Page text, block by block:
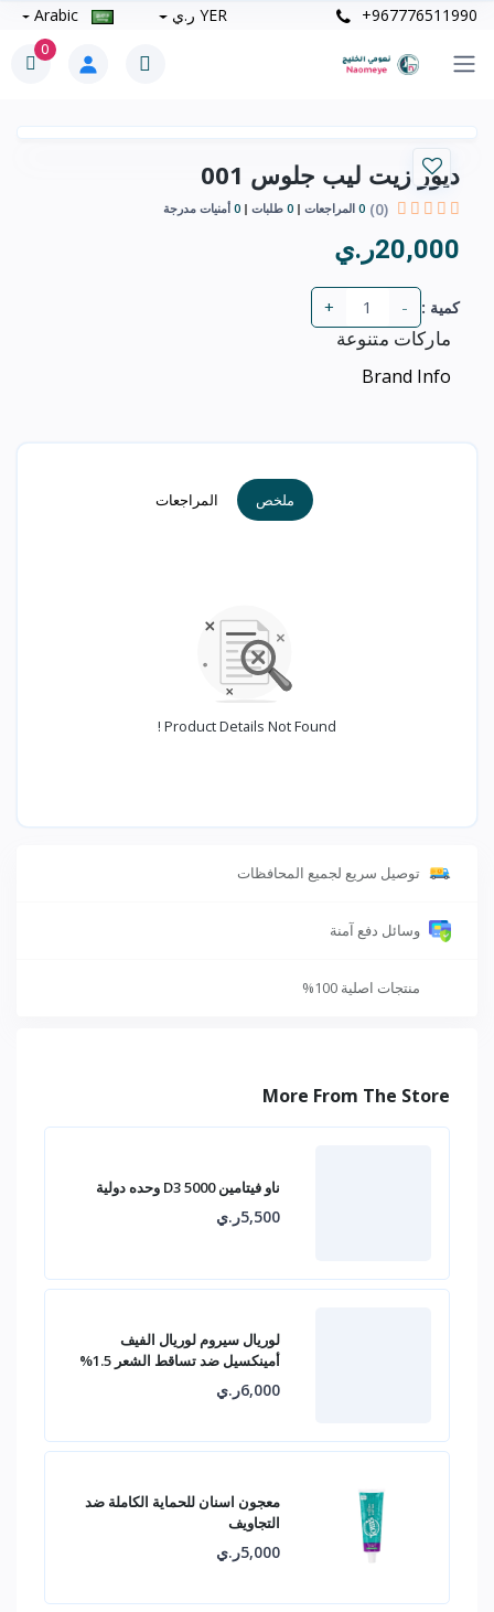
+967776511990 YER ر.ي
0
ديور زيت ليب جلوس 001
(0)
0 المراجعات 0 طلبات 0 أمنيات مدرجة
20,000ر.ي
كمية : -
+
ماركات متنوعة
Brand Info
ملخص المراجعات
Product Details Not Found !
توصيل سريع لجميع المحافظات
وسائل دفع آمنة
منتجات اصلية 100%
More From The Store
ناو فيتامين D3 5000 وحده دولية
5,500ر.ي
لوريال سيروم لوريال الفيف
أمينكسيل ضد تساقط الشعر 1.5%
6,000ر.ي
معجون اسنان للحماية الكاملة ضد
التجاويف
5,000ر.ي